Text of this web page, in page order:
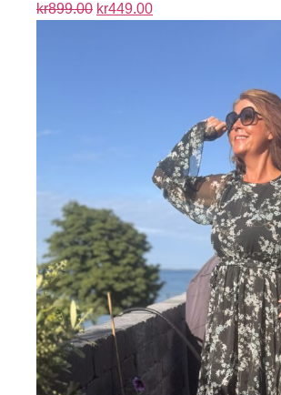
kr899.00 kr449.00